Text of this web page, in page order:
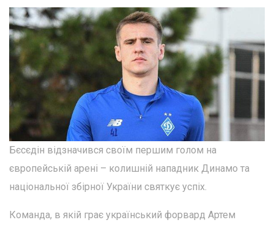
Бєсєдін відзначився своїм першим голом на
європейській арені – колишній нападник Динамо та
національної збірної України святкує успіх.
Команда, в якій грає український форвард Артем